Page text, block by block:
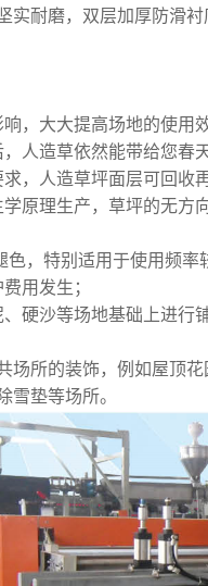
耐磨，双层加厚防滑
响，大大提高场地的使
人造草依然能带给您春
，人造草坪面层可回收
原理生产，草坪的无
，特别适用于使用频率
用发生；
硬沙等场地基础上进行铺
所的装饰，例如屋顶
雪垫等场所。